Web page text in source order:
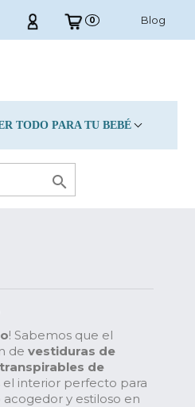
0 Blog
TODO PARA TU BEBÉ

! Sabemos que el
de vestiduras de
de
el interior perfecto para
y estiloso en